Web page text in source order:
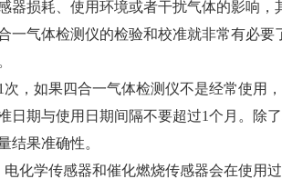
器损耗、使用环境或者干扰气体的影响，
一气体检测仪的检验和校准就非常有必要
，如果四合一气体检测仪不是经常使用
日期与使用日期间隔不要超过1个月。除
结果准确性。
化学传感器和催化燃烧传感器会在使用